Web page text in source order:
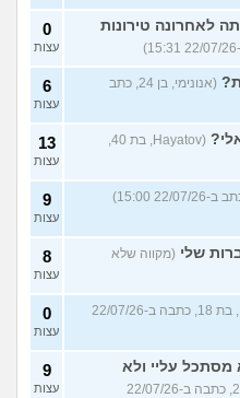
לאחרונה טירונות
0
עצות
(אנונימי, בן 24, כתב
6
עצות
13
עצות
9
עצות
שלי (מקווה שלא
8
עצות
(אנונימי, בת 18, כתבה ב-22/07/26
0
עצות
מסתכל עליי ולא
(כינוי, בת 26, כתבה ב-22/07/26
9
עצות